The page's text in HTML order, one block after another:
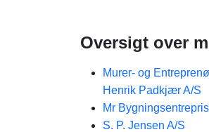
Oversigt over
Murer- og
Henrik Padkjær A/S
Mr
S. P. Jensen A/S